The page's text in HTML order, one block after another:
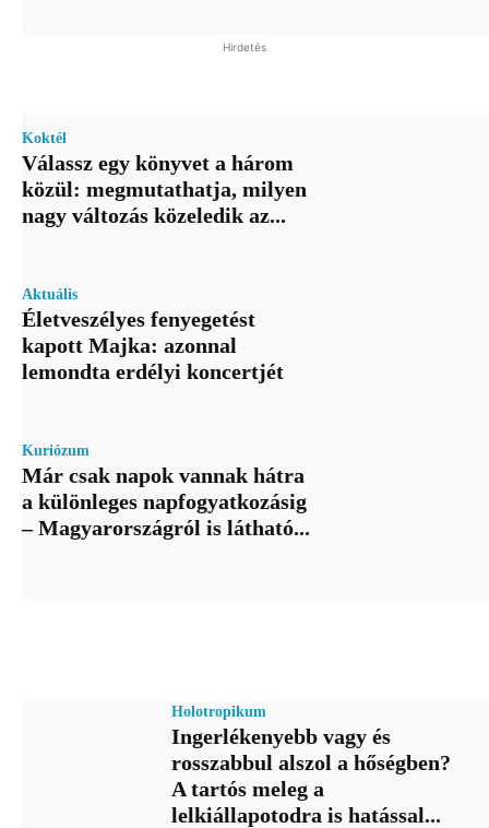
Hirdetés
Koktél
Válassz egy könyvet a három
közül: megmutathatja, milyen
nagy változás közeledik az...
Aktuális
Életveszélyes fenyegetést
kapott Majka: azonnal
lemondta erdélyi koncertjét
Kuriózum
Már csak napok vannak hátra
a különleges napfogyatkozásig
– Magyarországról is látható...
Holotropikum
Ingerlékenyebb vagy és
rosszabbul alszol a hőségben?
A tartós meleg a
lelkiállapotodra is hatással...